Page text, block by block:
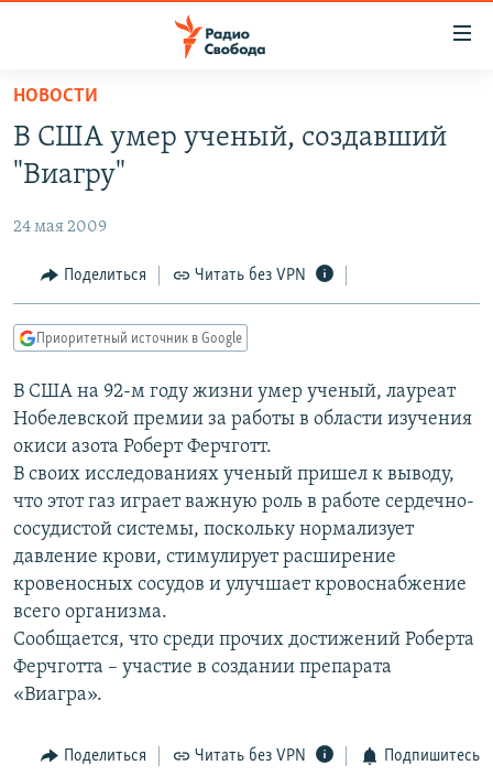
упрощенного
доступа
Вернуться
основному
Вернутся
главной
навигации
Вернутся
поиску
ПОДКАСТЫ
АВТОРСКИЕ ПРОЕКТЫ
ЦИТАТЫ СВОБОДЫ
МНЕНИЯ
IDEL.РЕАЛИИ
КАВКАЗ.РЕАЛИИ
СЕВЕР.РЕАЛИИ
СИБИРЬ.РЕАЛИИ
РАСПИСАНИЕ ВЕЩАНИЯ
ПОДПИШИТЕСЬ НА РАССЫЛКУ
СОЦИАЛЬНЫЕ СЕТИ
Все сайты РСЕ/РС
НОВОСТИ
В США умер ученый, создавший
"Виагру"
24 мая 2009
Поделиться Читать без VPN
Приоритетный источник в Google
В США на 92-м году жизни умер ученый, лауреат
Нобелевской премии за работы в области изучения
окиси азота Роберт Ферчготт.
В своих исследованиях ученый пришел к выводу,
что этот газ играет важную роль в работе сердечно-
сосудистой системы, поскольку нормализует
давление крови, стимулирует расширение
кровеносных сосудов и улучшает кровоснабжение
всего организма.
Сообщается, что среди прочих достижений Роберта
Ферчготта – участие в создании препарата
«Виагра».
Поделиться Читать без VPN Подпишитесь